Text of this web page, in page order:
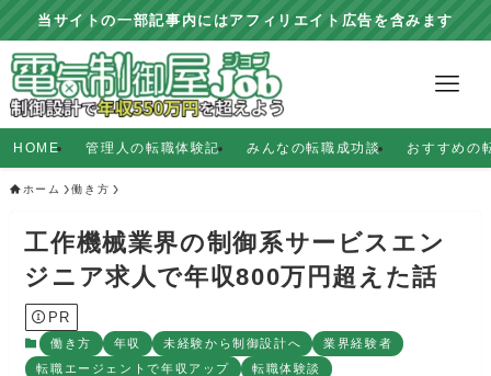
当サイトの一部記事内にはアフィリエイト広告を含みます
HOME 管理人の転職体験記 みんなの転職成功談 おすすめの
ホーム 働き方
工作機械業界の制御系サービスエン
ジニア求人で年収800万円超えた話
PR
働き方 年収 未経験から制御設計へ
業界経験者
転職エージェントで年収アップ
転職体験談